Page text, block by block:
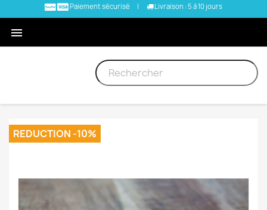
Paiement sécurisé | Livraison : 5 à 10 jours

REDUCTION -10%